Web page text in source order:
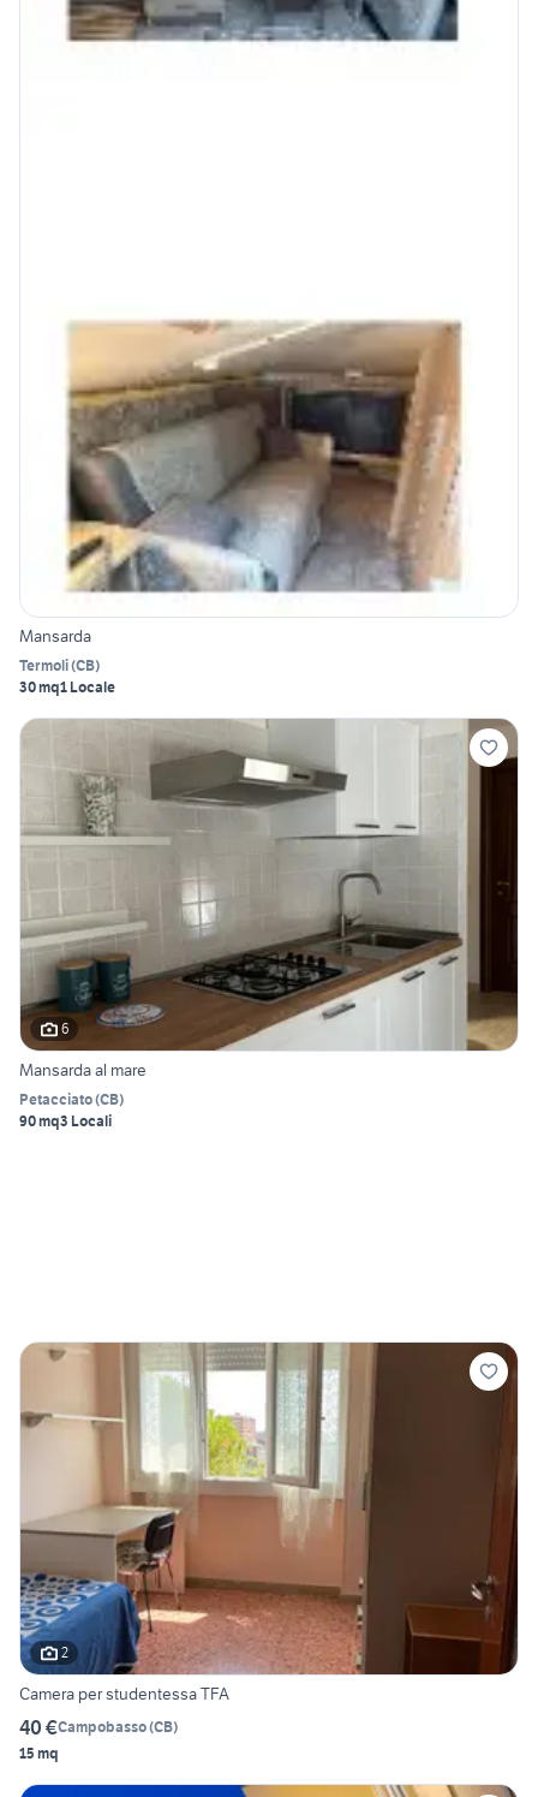
Mansarda
Termoli(CB)
30 mq1 Locale
6
Mansarda al mare
Petacciato(CB)
90 mq3 Locali
2
Camera per studentessa TFA
40 €Campobasso(CB)
15 mq